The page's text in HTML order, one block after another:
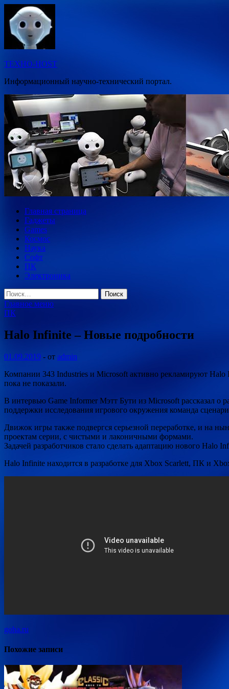
Перейти
содержимому
ТЕХНО-HOST
Информационный научно-технический портал.
Главная страница
Гаджеты
Games
Космос
Наука
Софт
ПК
Электроника
Найти:
Главное меню
ПК
Halo Infinite – Новые подробности
01.09.2019 - от admin
Компании 343 Industries и Microsoft активно рекламируют Halo
пока не показали.
В интервью Game Informer Мэтт Бути из Microsoft рассказал о
поддержки исследования игрового окружения команда
Движок игры также подвергся серьезной переработке, и на
проектам серии, с чистыми и лаконичными формами.
Задачей разработчиков стало сделать адаптацию нового Halo
Halo Infinite находится в разработке для Xbox Scarlett, ПК и
goha.ru
Похожие записи